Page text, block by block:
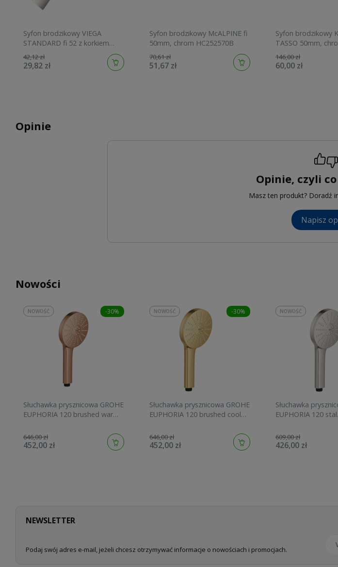
Syfon brodzikowy VIEGA
STANDARD fi 52 z korkiem
gumowym 703233
42,12 zł
29,82 zł
Syfon brodzikowy McALPINE fi
50mm, chrom HC252570B
70,61 zł
51,67 zł
Syfon brodzikowy
TASSO 50mm,
146,00 zł
60,00 zł
Opinie
Opinie, czyli
Masz ten produkt? Doradź
Napisz
Nowości
-30%
Słuchawka prysznicowa GROHE
EUPHORIA 120 brushed warm
646,00 zł
452,00 zł
NOWOŚĆ -30%
Słuchawka prysznicowa GROHE
EUPHORIA 120 brushed cool
646,00 zł
452,00 zł
NOWOŚĆ
Słuchawka
EUPHORIA 120 stal
609,00 zł
426,00 zł
NOWOŚĆ
NEWSLETTER
Podaj swój adres e-mail, jeżeli chcesz otrzymywać informacje o nowościach i promocjach.